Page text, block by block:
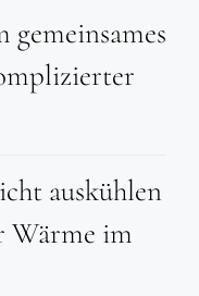
auskühlen
Wärme im